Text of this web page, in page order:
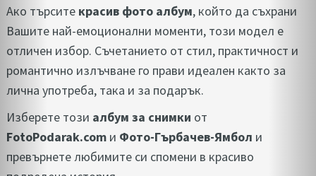
Ако търсите красив фото албум, който да съхрани
Вашите най-емоционални моменти, този модел е
отличен избор. Съчетанието от стил, практичност и
романтично излъчване го прави идеален както за
лична употреба, така и за подарък.
Изберете този албум за снимки от
FotoPodarak.com и Фото-Гърбачев-Ямбол и
превърнете любимите си спомени в красиво